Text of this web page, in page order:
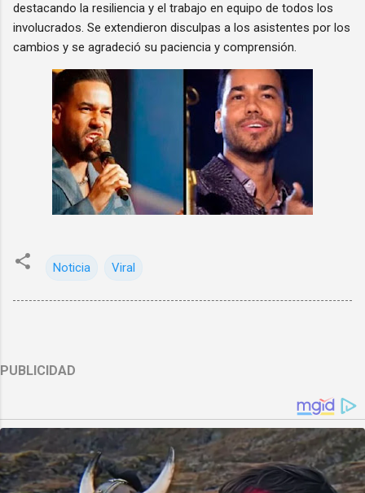
destacando la resiliencia y el trabajo en equipo de todos los
involucrados. Se extendieron disculpas a los asistentes por los
cambios y se agradeció su paciencia y comprensión.
Noticia Viral
PUBLICIDAD